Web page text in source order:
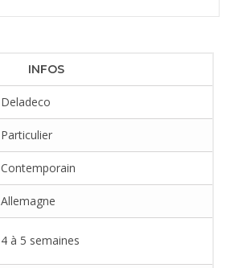
INFOS
Deladeco
Particulier
Contemporain
Allemagne
4 à 5 semaines